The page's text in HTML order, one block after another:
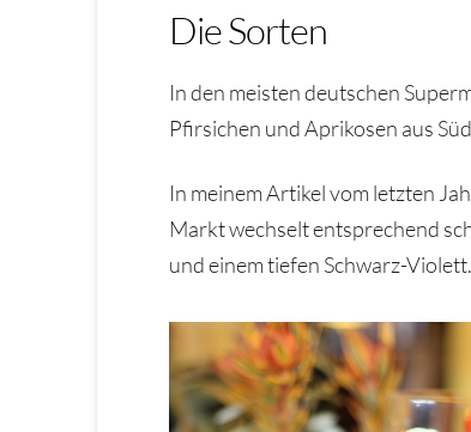
Die Sorten
In den meisten deutschen
Pfirsichen und Aprikosen aus
In meinem Artikel vom letzten
Markt wechselt entsprechend
und einem tiefen Schwarz-Violett.